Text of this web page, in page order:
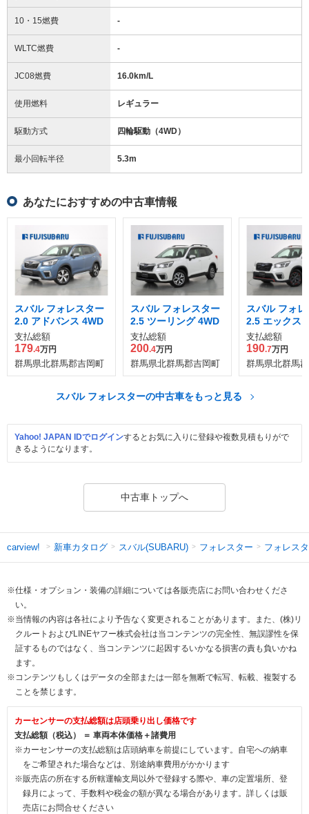
10・15燃費 -
WLTC燃費 -
JC08燃費 16.0km/L
使用燃料 レギュラー
駆動方式 四輪駆動（4WD）
最小回転半径 5.3m
あなたにおすすめの中古車情報
スバル フォレスター
2.0 アドバンス 4WD
支払総額
179.4万円
群馬県北群馬郡吉岡町
スバル フォレスター
2.5 ツーリング 4WD
支払総額
200.4万円
群馬県北群馬郡吉岡町
スバル フォ
2.5 エックス
4WD
支払総額
190.7万円
群馬県北群馬
スバル フォレスターの中古車をもっと見る
Yahoo! JAPAN IDでログインするとお気に入りに登録や複数見積もりがで
きるようになります。
中古車トップへ
carview! 新車カタログ スバル(SUBARU) フォレスター フォレス
※仕様・オプション・装備の詳細については各販売店にお問い合わせくださ
い。
※当情報の内容は各社により予告なく変更されることがあります。また、(株)リ
クルートおよびLINEヤフー株式会社は当コンテンツの完全性、無誤謬性を保
証するものではなく、当コンテンツに起因するいかなる損害の責も負いかね
ます。
※コンテンツもしくはデータの全部または一部を無断で転写、転載、複製する
ことを禁じます。
カーセンサーの支払総額は店頭乗り出し価格です
支払総額（税込） ＝ 車両本体価格＋諸費用
※カーセンサーの支払総額は店頭納車を前提にしています。自宅への納車
をご希望された場合などは、別途納車費用がかかります
※販売店の所在する所轄運輸支局以外で登録する際や、車の定置場所、登
録月によって、手数料や税金の額が異なる場合があります。詳しくは販
売店にお問合せください